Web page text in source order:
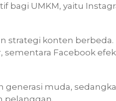
UMKM, yaitu
strategi konten berbeda.
sementara Facebook
muda,
pelanggan.